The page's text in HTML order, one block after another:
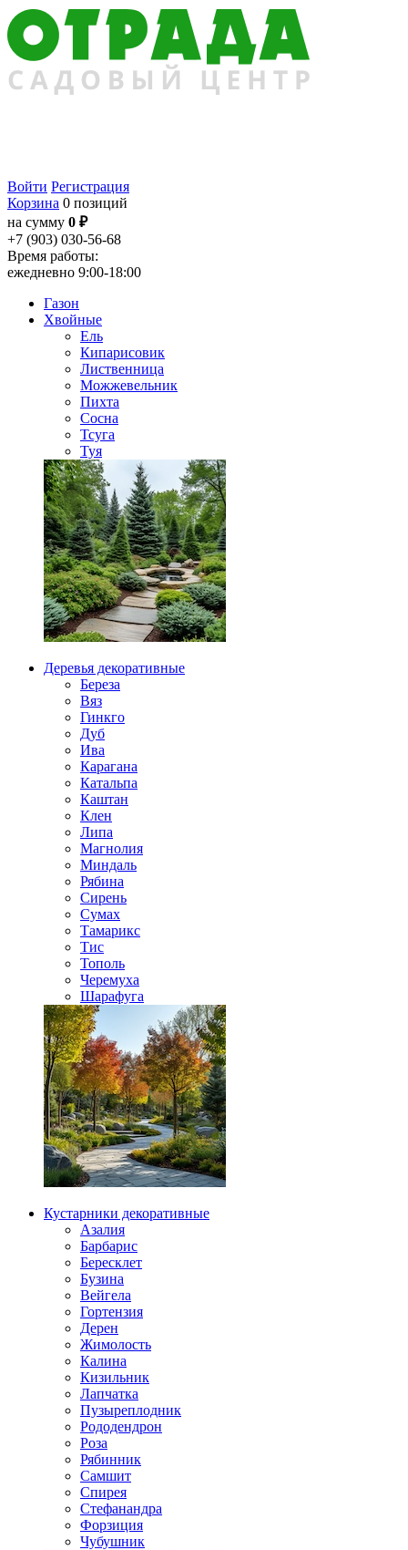
Войти Регистрация
Корзина 0 позиций
на сумму 0 ₽
+7 (903) 030-56-68
Время работы:
ежедневно 9:00-18:00
Газон
Хвойные
Ель
Кипарисовик
Лиственница
Можжевельник
Пихта
Сосна
Тсуга
Туя
Деревья декоративные
Береза
Вяз
Гинкго
Дуб
Ива
Карагана
Катальпа
Каштан
Клен
Липа
Магнолия
Миндаль
Рябина
Сирень
Сумах
Тамарикс
Тис
Тополь
Черемуха
Шарафуга
Кустарники декоративные
Азалия
Барбарис
Бересклет
Бузина
Вейгела
Гортензия
Дерен
Жимолость
Калина
Кизильник
Лапчатка
Пузыреплодник
Рододендрон
Роза
Рябинник
Самшит
Спирея
Стефанандра
Форзиция
Чубушник